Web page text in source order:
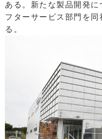
ある。新たな製品開発
フターサービス部門を
る。